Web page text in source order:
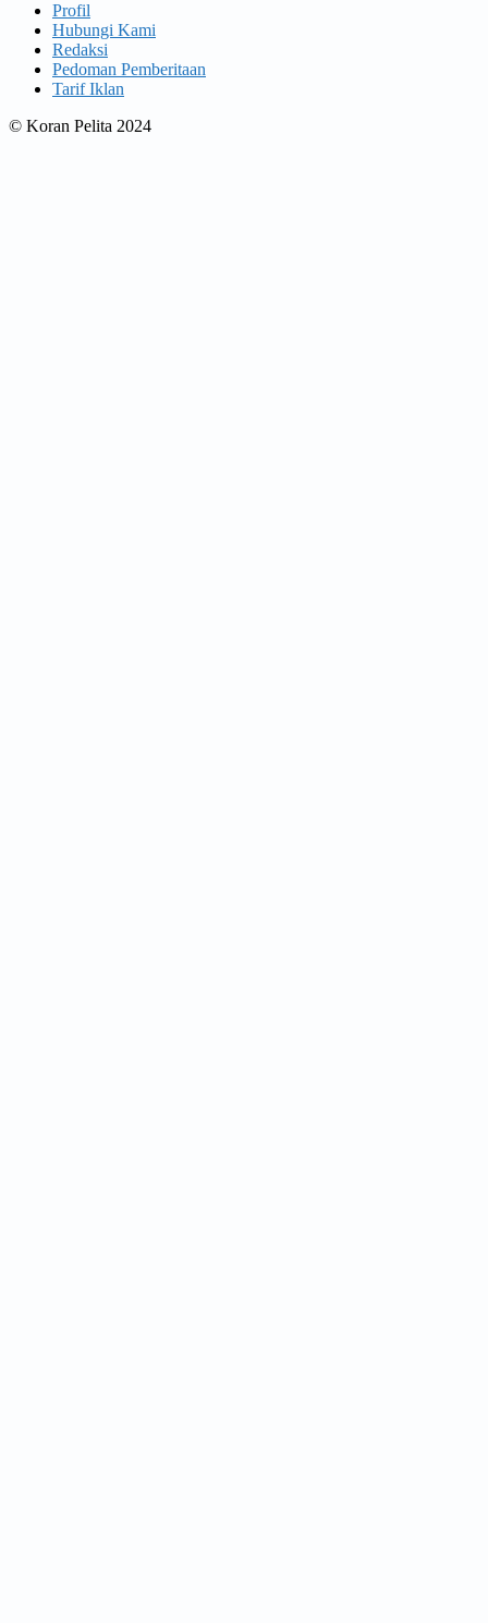
Profil
Hubungi Kami
Redaksi
Pedoman Pemberitaan
Tarif Iklan
© Koran Pelita 2024